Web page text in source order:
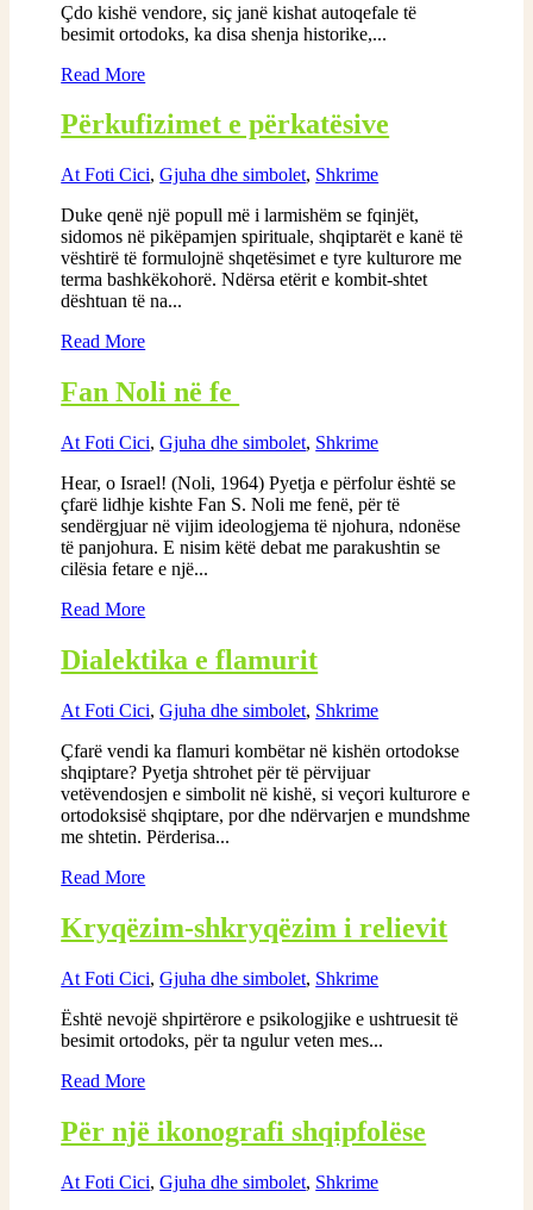
Çdo kishë vendore, siç janë kishat autoqefale të
besimit ortodoks, ka disa shenja historike,...
Read More
Përkufizimet e përkatësive
At Foti Cici,Gjuha dhe simbolet, Shkrime
Duke qenë një popull më i larmishëm se fqinjët,
sidomos në pikëpamjen spirituale, shqiptarët e kanë të
vështirë të formulojnë shqetësimet e tyre kulturore me
terma bashkëkohorë. Ndërsa etërit e kombit-shtet
dështuan të na...
Read More
Fan Noli në fe
At Foti Cici,Gjuha dhe simbolet, Shkrime
Hear, o Israel! (Noli, 1964) Pyetja e përfolur është se
çfarë lidhje kishte Fan S. Noli me fenë, për të
sendërgjuar në vijim ideologjema të njohura, ndonëse
të panjohura. E nisim këtë debat me parakushtin se
cilësia fetare e një...
Read More
Dialektika e flamurit
At Foti Cici,Gjuha dhe simbolet, Shkrime
Çfarë vendi ka flamuri kombëtar në kishën ortodokse
shqiptare? Pyetja shtrohet për të përvijuar
vetëvendosjen e simbolit në kishë, si veçori kulturore e
ortodoksisë shqiptare, por dhe ndërvarjen e mundshme
me shtetin. Përderisa...
Read More
Kryqëzim-shkryqëzim i relievit
At Foti Cici,Gjuha dhe simbolet, Shkrime
Është nevojë shpirtërore e psikologjike e ushtruesit të
besimit ortodoks, për ta ngulur veten mes...
Read More
Për një ikonografi shqipfolëse
At Foti Cici,Gjuha dhe simbolet, Shkrime